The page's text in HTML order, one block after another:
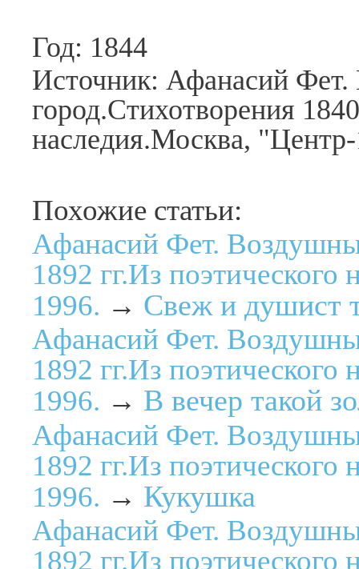
Год: 1844
Источник: Афанасий
город.Стихотворения
наследия.Москва,
Похожие статьи:
Афанасий Фет.
1892 гг.Из
1996. → Свеж и душист
Афанасий Фет.
1892 гг.Из
1996. → В вечер такой
Афанасий Фет.
1892 гг.Из
1996. → Кукушка
Афанасий Фет.
1892 гг.Из